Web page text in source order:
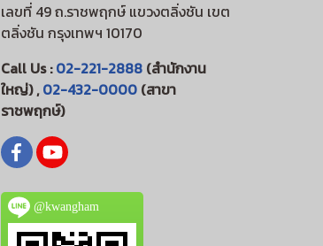
เลขที่ 49 ถ.ราชพฤกษ์ แขวงตลิ่งชัน เขต
ตลิ่งชัน กรุงเทพฯ 10170
Call Us :02-221-2888(สำนักงาน
ใหญ่) ,02-432-0000(สาขา
ราชพฤกษ์)
@kwangham